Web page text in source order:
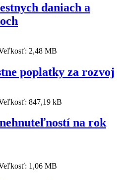
daniach a
2,48 MB
poplatky za rozvoj
847,19 kB
na rok
1,06 MB